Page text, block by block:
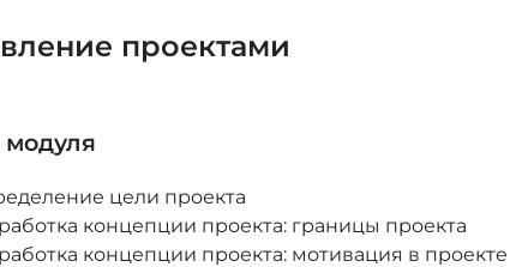
проектами
цели проекта
концепции проекта: границы проекта
концепции проекта: мотивация в проекте